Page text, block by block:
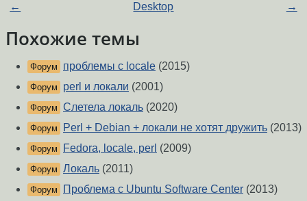
← Desktop →
Похожие темы
Форум проблемы с locale (2015)
Форум perl и локали (2001)
Форум Слетела локаль (2020)
Форум Perl + Debian + локали не хотят дружить (2013)
Форум Fedora, locale, perl (2009)
Форум Локаль (2011)
Форум Проблема с Ubuntu Software Center (2013)